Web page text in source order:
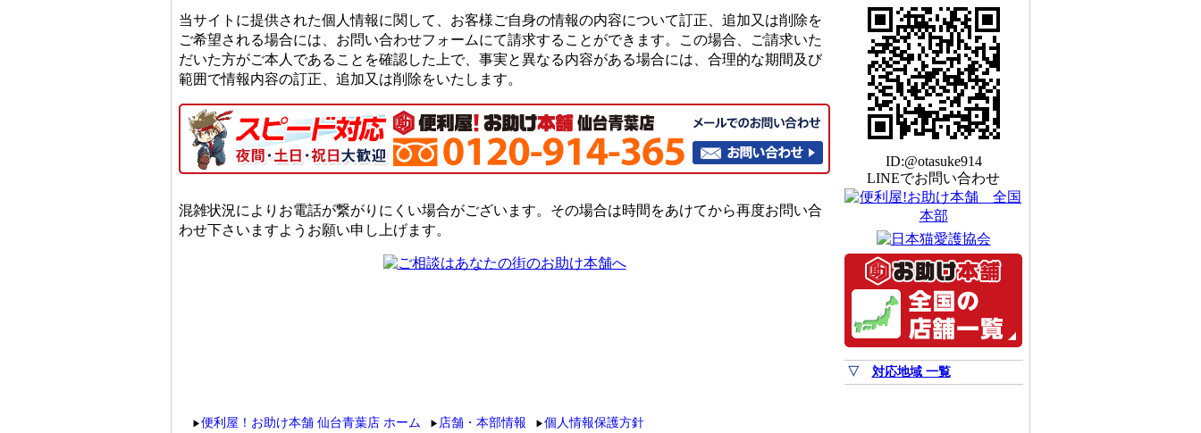
当サイトに提供された個人情報に関して、お客様ご自身の情報の内容について訂正、追加又は削除を
ご希望される場合には、お問い合わせフォームにて請求することができます。この場合、ご請求いた
だいた方がご本人であることを確認した上で、事実と異なる内容がある場合には、合理的な期間及び
範囲で情報内容の訂正、追加又は削除をいたします。
混雑状況によりお電話が繋がりにくい場合がございます。その場合は時間をあけてから再度お問い合
わせ下さいますようお願い申し上げます。
ID:@otasuke914
LINEでお問い合わせ
▽ 対応地域 一覧
▶便利屋！お助け本舗 仙台青葉店 ホーム ▶ 店舗・本部情報 ▶個人情報保護方針